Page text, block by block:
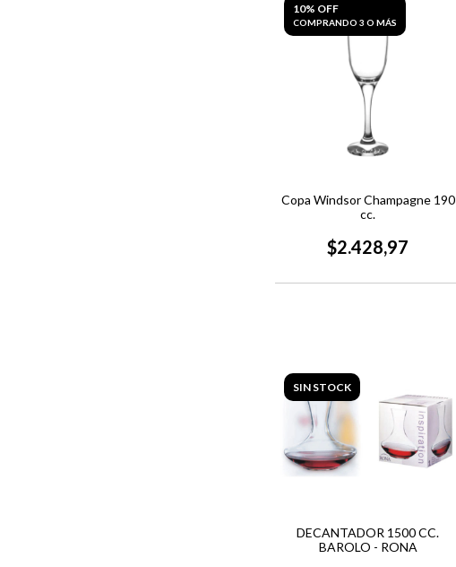
10% OFF
COMPRANDO 3 O MÁS
Copa Windsor Champagne 190
cc.
$2.428,97
SIN STOCK
DECANTADOR 1500 CC.
BAROLO - RONA